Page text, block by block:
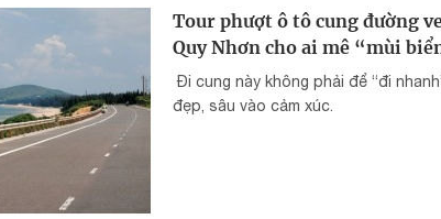
Tour phượt ô tô cung đường
Quy Nhơn cho ai mê “mùi
Đi cung này không phải để “đi
đẹp, sâu vào cảm xúc.